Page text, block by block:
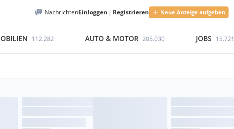
NachrichtenEinloggen | Registrieren Neue Anzeige aufgeben
112.282 AUTO & MOTOR 205.030 JOBS 15.721